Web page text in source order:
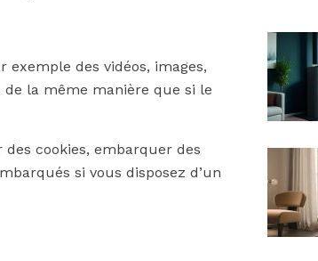
des vidéos, images,
la même manière que si le
cookies, embarquer des
si vous disposez d’un